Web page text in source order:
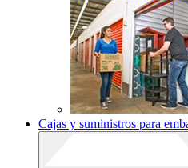
Cajas y suministros para